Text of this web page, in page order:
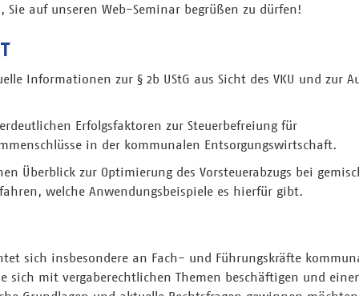
Sie auf unseren Web-Seminar begrüßen zu dürfen!
Informationen zur § 2b UStG aus Sicht des VKU und zur
Erfolgsfaktoren zur Steuerbefreiung für
in der kommunalen Entsorgungswirtschaft.
Überblick zur Optimierung des Vorsteuerabzugs bei
welche Anwendungsbeispiele es hierfür gibt.
sich insbesondere an Fach- und Führungskräfte
sich mit vergaberechtlichen Themen beschäftigen und